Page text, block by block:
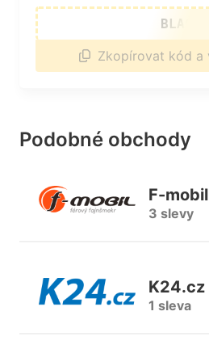
BLACK
Zkopírovat kód a
Podobné obchody
F-
3 slevy
K24.cz
1 sleva